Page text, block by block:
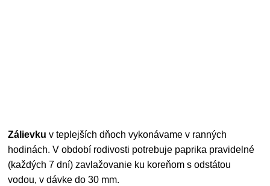
Zálievkuv teplejších dňoch vykonávame v ranných
hodinách. V období rodivosti potrebuje paprika pravidelné
(každých 7 dní) zavlažovanie ku koreňom s odstátou
vodou, v dávke do 30 mm.